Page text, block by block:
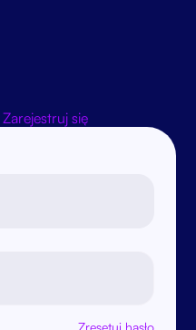
Zarejestruj się
Zresetuj hasło